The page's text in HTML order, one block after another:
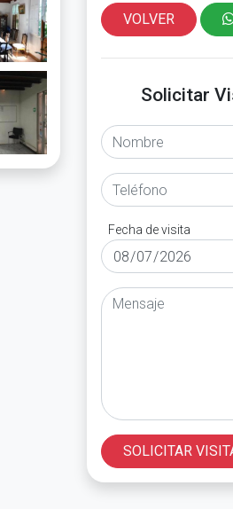
VOLVER
Solicitar
Fecha de visita
SOLICITAR